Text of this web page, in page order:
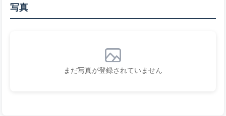
写真
まだ写真が登録されていません